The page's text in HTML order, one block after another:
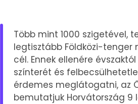
Több mint 1000 szigetével,
legtisztább Földközi-tenger
cél. Ennek ellenére
színterét és
érdemes meglátogatni, az
bemutatjuk Horvátország 9